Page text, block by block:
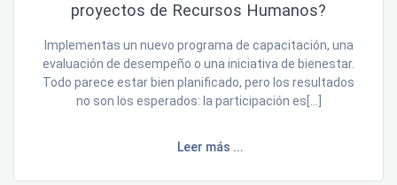
proyectos de Recursos Humanos?
Implementas un nuevo programa de capacitación, una
evaluación de desempeño o una iniciativa de bienestar.
Todo parece estar bien planificado, pero los resultados
no son los esperados: la participación es[…]